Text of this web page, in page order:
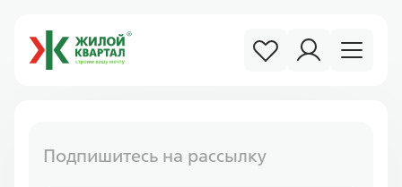
Подпишитесь на рассылку